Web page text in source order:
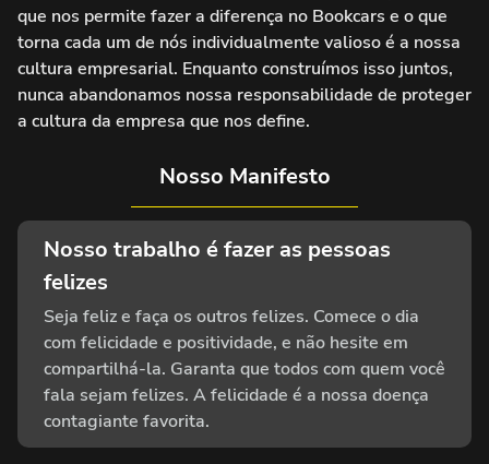
que nos permite fazer a diferença no Bookcars e o que
torna cada um de nós individualmente valioso é a nossa
cultura empresarial. Enquanto construímos isso juntos,
nunca abandonamos nossa responsabilidade de proteger
a cultura da empresa que nos define.
Nosso Manifesto
Nosso trabalho é fazer as pessoas
felizes
Seja feliz e faça os outros felizes. Comece o dia
com felicidade e positividade, e não hesite em
compartilhá-la. Garanta que todos com quem você
fala sejam felizes. A felicidade é a nossa doença
contagiante favorita.